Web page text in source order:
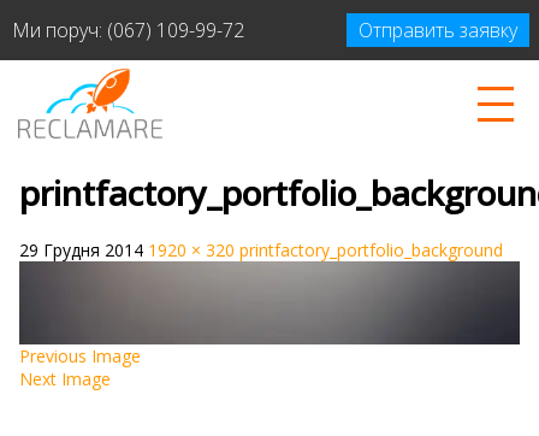
Ми поруч: (067) 109-99-72 Отправить заявку
29 Грудня 2014 1920 × 320 printfactory_portfolio_background
Previous Image
Next Image